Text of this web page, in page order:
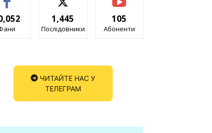
1,445
Послідовники
105
Абоненти
ЧИТАЙТЕ НАС У
ТЕЛЕГРАМ